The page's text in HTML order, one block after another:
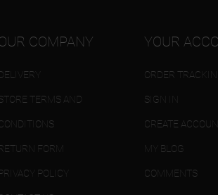
COMPANY
TERMS AND
CONDITIONS
FORM
POLICY
YOUR
ORDER
SIGN IN
CREATE
MY BLOG
COMMENTS